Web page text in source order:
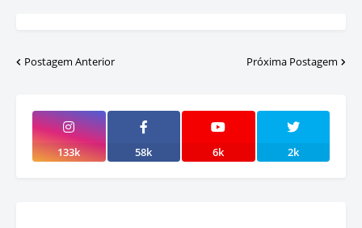
Postagem Anterior Próxima Postagem
133k 58k 6k 2k